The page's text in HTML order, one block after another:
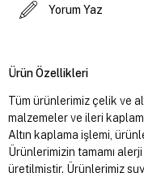
Yorum Yaz
Ürün Özellikleri
Tüm ürünlerimiz çelik ve
malzemeler ve ileri
Altın kaplama işlemi,
Ürünlerimizin tamamı
üretilmiştir. Ürünlerimiz